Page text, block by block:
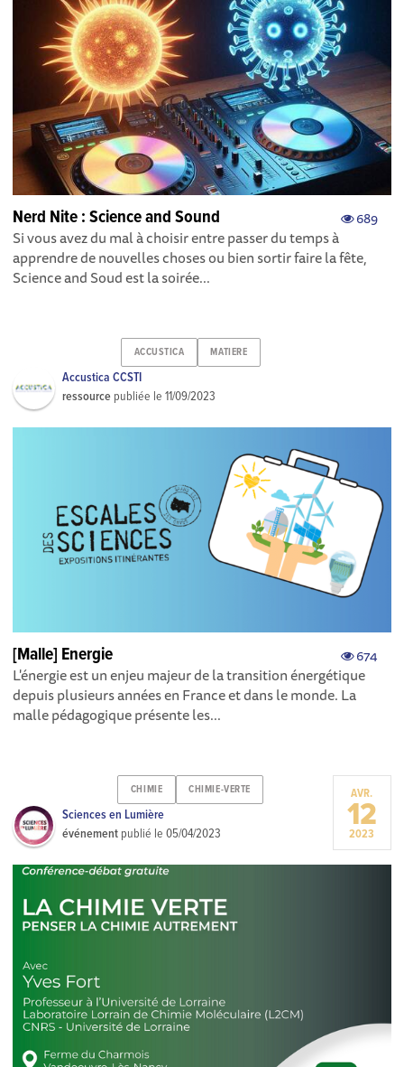
689
Nerd Nite : Science and Sound
Si vous avez du mal à choisir entre passer du temps à
apprendre de nouvelles choses ou bien sortir faire la fête,
Science and Soud est la soirée...
ACCUSTICA MATIERE
Accustica CCSTI
ressource publiée le11/09/2023
674
[Malle] Energie
L'énergie est un enjeu majeur de la transition énergétique
depuis plusieurs années en France et dans le monde. La
malle pédagogique présente les...
CHIMIE CHIMIE-VERTE
Sciences en Lumière
événement publié le05/04/2023
AVR.
12
2023